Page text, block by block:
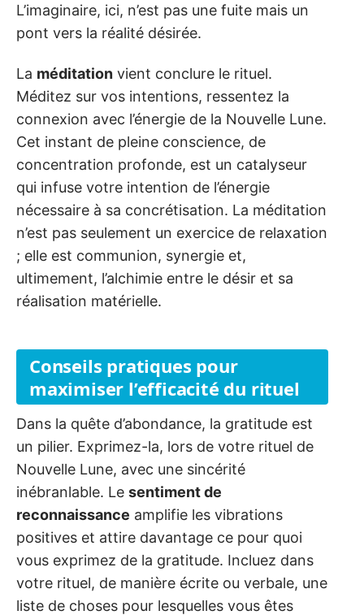
L’imaginaire, ici, n’est pas une fuite mais un
pont vers la réalité désirée.
La méditation vient conclure le rituel.
Méditez sur vos intentions, ressentez la
connexion avec l’énergie de la Nouvelle Lune.
Cet instant de pleine conscience, de
concentration profonde, est un catalyseur
qui infuse votre intention de l’énergie
nécessaire à sa concrétisation. La méditation
n’est pas seulement un exercice de relaxation
; elle est communion, synergie et,
ultimement, l’alchimie entre le désir et sa
réalisation matérielle.
Conseils pratiques pour
maximiser l’efficacité du rituel
Dans la quête d’abondance, la gratitude est
un pilier. Exprimez-la, lors de votre rituel de
Nouvelle Lune, avec une sincérité
inébranlable. Le sentiment de
reconnaissance amplifie les vibrations
positives et attire davantage ce pour quoi
vous exprimez de la gratitude. Incluez dans
votre rituel, de manière écrite ou verbale, une
liste de choses pour lesquelles vous êtes